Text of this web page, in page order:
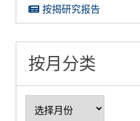
按揭研究报告
按月分类